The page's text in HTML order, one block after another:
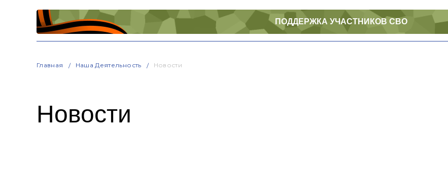
ПОДДЕРЖКА УЧАСТНИКОВ СВО
Главная Наша Деятельность Новости
Новости